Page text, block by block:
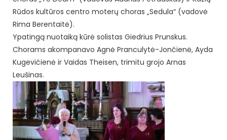
Rūdos kultūros centro moterų choras „Sedula“ (vadovė
Rima Berentaitė).
Ypatingą nuotaiką kūrė solistas Giedrius Prunskus.
Chorams akompanavo Agnė Pranculytė-Jončienė, Ayda
Kugevičienė ir Vaidas Theisen, trimitu grojo Arnas
Leušinas.